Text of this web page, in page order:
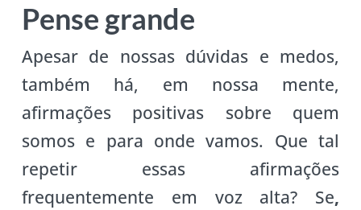
Pense grande
Apesar de nossas dúvidas e medos,
também há, em nossa mente,
afirmações positivas sobre quem
somos e para onde vamos. Que tal
repetir essas afirmações
frequentemente em voz alta? Se,